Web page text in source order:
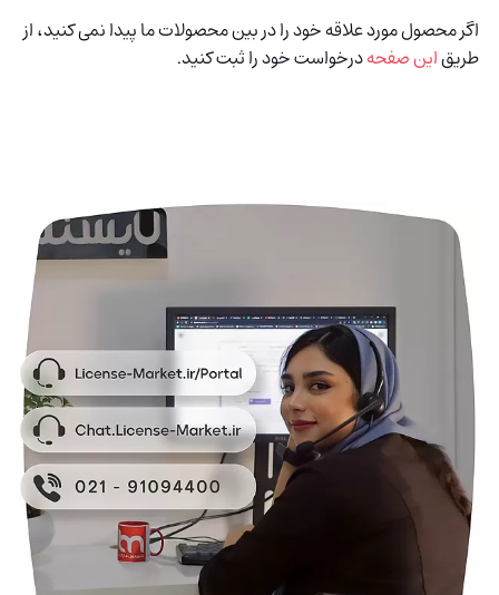
اگر محصول مورد علاقه خود را در بین محصولات ما پیدا نمی کنید، از
طریقاین صفحهدرخواست خود را ثبت کنید.